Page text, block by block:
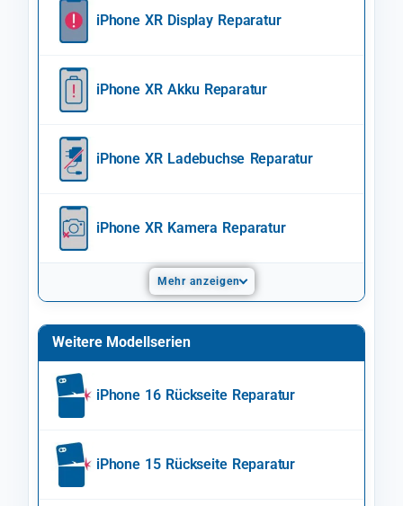
iPhone XR Display Reparatur
iPhone XR Akku Reparatur
iPhone XR Ladebuchse Reparatur
iPhone XR Kamera Reparatur
Mehr anzeigen
Weitere Modellserien
iPhone 16 Rückseite Reparatur
iPhone 15 Rückseite Reparatur